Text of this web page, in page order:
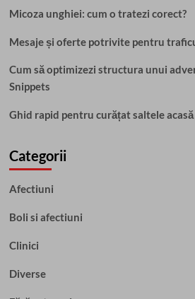
Micoza unghiei: cum o tratezi corect?
Mesaje și oferte potrivite pentru
Cum să optimizezi structura unui
Snippets
Ghid rapid pentru curățat saltele
Categorii
Afectiuni
Boli si afectiuni
Clinici
Diverse